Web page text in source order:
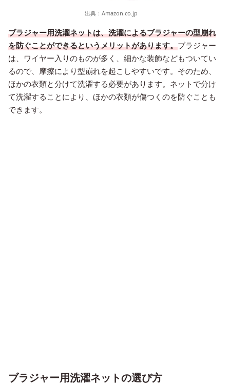
出典： Amazon.co.jp
ブラジャー用洗濯ネットは、洗濯によるブラジャーの型崩れ
を防ぐことができるというメリットがあります。ブラジャー
は、ワイヤー入りのものが多く、細かな装飾などもついてい
るので、摩擦により型崩れを起こしやすいです。そのため、
ほかの衣類と分けて洗濯する必要があります。ネットで分け
て洗濯することにより、ほかの衣類が傷つくのを防ぐことも
できます。
ブラジャー用洗濯ネットの選び方